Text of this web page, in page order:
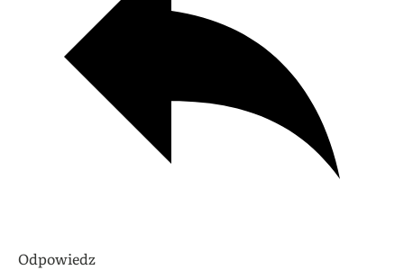
Odpowiedz